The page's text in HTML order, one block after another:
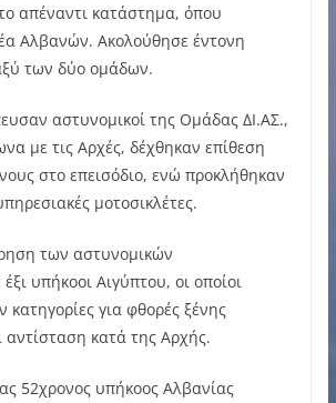
απέναντι κατάστημα, όπου
Αλβανών. Ακολούθησε έντονη
των δύο ομάδων.
αστυνομικοί της Ομάδας ΔΙ.ΑΣ.,
με τις Αρχές, δέχθηκαν επίθεση
στο επεισόδιο, ενώ προκλήθηκαν
μοτοσικλέτες.
των αστυνομικών
υπήκοοι Αιγύπτου, οι οποίοι
κατηγορίες για φθορές ξένης
αντίσταση κατά της Αρχής.
52χρονος υπήκοος Αλβανίας